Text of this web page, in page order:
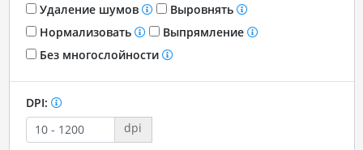
Удаление шумов
Выровнять
Нормализовать
Выпрямление
Без многослойности
DPI:
dpi